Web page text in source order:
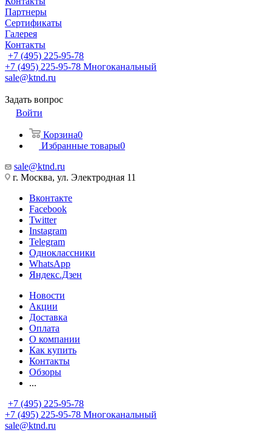
Партнеры
Сертификаты
Галерея
Контакты
+7 (495) 225-95-78
+7 (495) 225-95-78 Многоканальный
sale@ktnd.ru
Задать вопрос
Войти
Корзина0
Избранные товары0
sale@ktnd.ru
г. Москва, ул. Электродная 11
Вконтакте
Facebook
Twitter
Instagram
Telegram
Одноклассники
WhatsApp
Яндекс.Дзен
Новости
Акции
Доставка
Оплата
О компании
Как купить
Контакты
Обзоры
...
+7 (495) 225-95-78
+7 (495) 225-95-78 Многоканальный
sale@ktnd.ru